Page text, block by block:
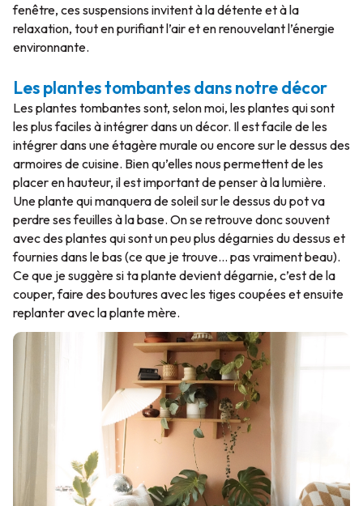
fenêtre, ces suspensions invitent à la détente et à la
relaxation, tout en purifiant l’air et en renouvelant l’énergie
environnante.
Les plantes tombantes dans notre décor
Les plantes tombantes sont, selon moi, les plantes qui sont
les plus faciles à intégrer dans un décor. Il est facile de les
intégrer dans une étagère murale ou encore sur le dessus des
armoires de cuisine. Bien qu’elles nous permettent de les
placer en hauteur, il est important de penser à la lumière.
Une plante qui manquera de soleil sur le dessus du pot va
perdre ses feuilles à la base. On se retrouve donc souvent
avec des plantes qui sont un peu plus dégarnies du dessus et
fournies dans le bas (ce que je trouve… pas vraiment beau).
Ce que je suggère si ta plante devient dégarnie, c’est de la
couper, faire des boutures avec les tiges coupées et ensuite
replanter avec la plante mère.